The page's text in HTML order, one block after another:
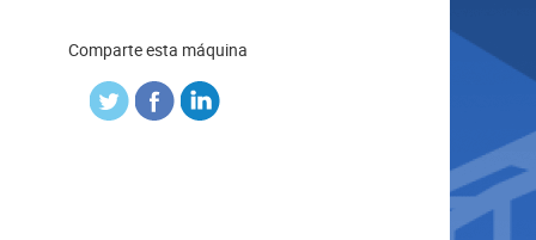
Comparte esta máquina